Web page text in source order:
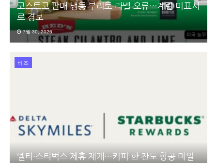
코스트코 판매 냉동 부리토 라벨 오류…계란 미표시
로 경보
7월 30, 2026
비즈
델타·스타벅스 제휴 재개…커피 한 잔도 항공 마일